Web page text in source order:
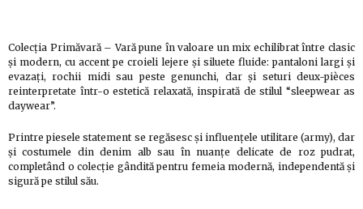
Colecția Primăvară – Vară pune în valoare un mix echilibrat între clasic
și modern, cu accent pe croieli lejere și siluete fluide: pantaloni largi și
evazați, rochii midi sau peste genunchi, dar și seturi deux-pièces
reinterpretate într-o estetică relaxată, inspirată de stilul “sleepwear as
daywear”.
Printre piesele statement se regăsesc și influențele utilitare (army), dar
și costumele din denim alb sau în nuanțe delicate de roz pudrat,
completând o colecție gândită pentru femeia modernă, independentă și
sigură pe stilul său.